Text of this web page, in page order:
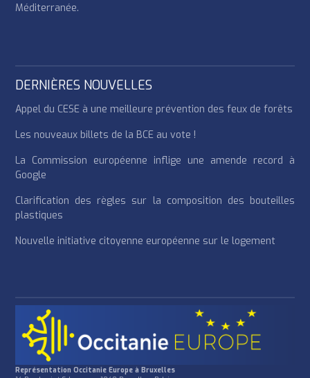
Méditerranée.
DERNIÈRES NOUVELLES
Appel du CESE à une meilleure prévention des feux de forêts
Les nouveaux billets de la BCE au vote !
La Commission européenne inflige une amende record à
Google
Clarification des règles sur la composition des bouteilles
plastiques
Nouvelle initiative citoyenne européenne sur le logement
Représentation Occitanie Europe à Bruxelles